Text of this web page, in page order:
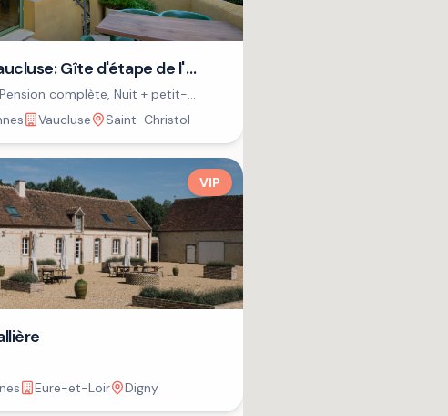
Gîte d'étape de l'
complète, Nuit + petit-
Vaucluse Saint-Christol
VIP
Eure-et-Loir Digny